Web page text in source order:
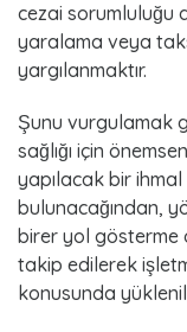
cezai sorumluluğu
yaralama veya
yargılanmaktır.
Şunu vurgulamak
sağlığı için
yapılacak bir
bulunacağından,
birer yol gösterme
takip edilerek
konusunda